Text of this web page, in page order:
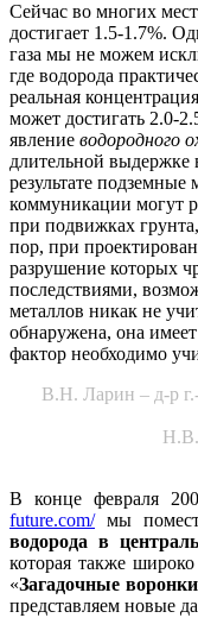
Сейчас во многих
достигает 1.5-1.7%.
газа мы не можем
где водорода
реальная
может достигать 2.0-
явление водородного
длительной выдержке
результате подземные
коммуникации могут
при подвижках
пор, при
разрушение которых
последствиями,
металлов никак не
обнаружена, она
фактор необходимо
В.Н. Ларин – д-р
Н.В.
В конце февраля
future.com/мы
водорода в
которая также
«Загадочные воронки
представляем новые